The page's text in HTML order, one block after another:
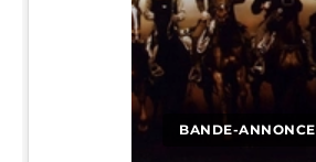
BANDE-ANNONCE